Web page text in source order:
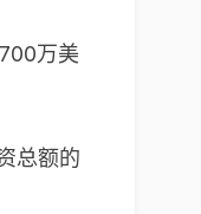
万美
总额的